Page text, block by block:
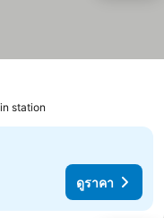
station
ดูราคา